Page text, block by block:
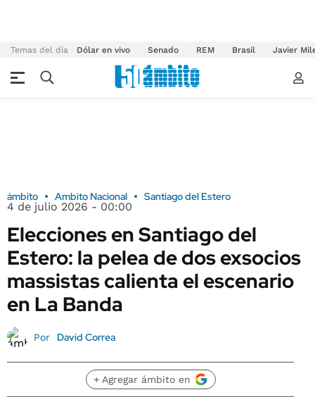
Temas del día Dólar en vivo Senado REM Brasil Javier
ámbito Ambito Nacional Santiago del Estero
4 de julio 2026 - 00:00
Elecciones en Santiago del
Estero: la pelea de dos exsocios
massistas calienta el escenario
en La Banda
Por David Correa
+ Agregar ámbito en